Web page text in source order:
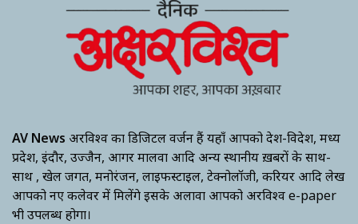
AV News अक्षरविश्व का डिजिटल वर्जन हैं यहाँ आपको देश-विदेश, मध्य
प्रदेश, इंदौर, उज्जैन, आगर मालवा आदि अन्य स्थानीय ख़बरों के साथ-
साथ , खेल जगत, मनोरंजन, लाइफस्टाइल, टेक्नोलॉजी, करियर आदि लेख
आपको नए कलेवर में मिलेंगे इसके अलावा आपको अक्षरविश्व e-paper
भी उपलब्ध होगा।